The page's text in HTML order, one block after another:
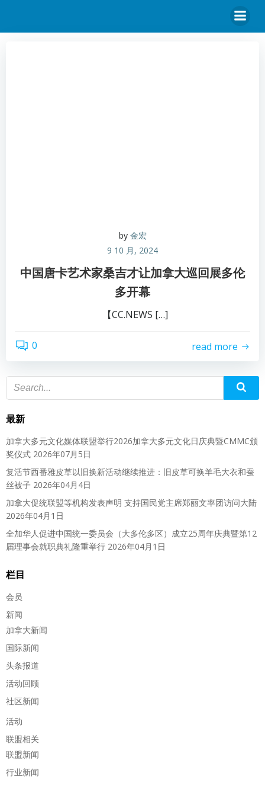
by 金宏
9 10 月, 2024
中国唐卡艺术家桑吉才让加拿大巡回展多伦
多开幕
【CC.NEWS […]
0 read more
最新
加拿大多元文化媒体联盟举行2026加拿大多元文化日庆典暨CMMC颁
奖仪式 2026年07月5日
复活节西番雅皮草以旧换新活动继续推进：旧皮草可换羊毛大衣和蚕
丝被子 2026年04月4日
加拿大促统联盟等机构发表声明 支持国民党主席郑丽文率团访问大陆
2026年04月1日
全加华人促进中国统一委员会（大多伦多区）成立25周年庆典暨第12
届理事会就职典礼隆重举行 2026年04月1日
栏目
会员
新闻
加拿大新闻
国际新闻
头条报道
活动回顾
社区新闻
活动
联盟相关
联盟新闻
行业新闻